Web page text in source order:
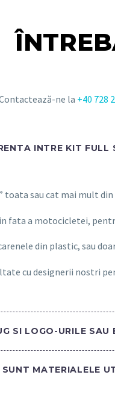
ne la +40 728
INTRE KIT FULL
toata sau cat mai mult
fata a motocicletei,
din plastic, sau
cu designerii nostri
SI LOGO-URILE SAU
MATERIALELE